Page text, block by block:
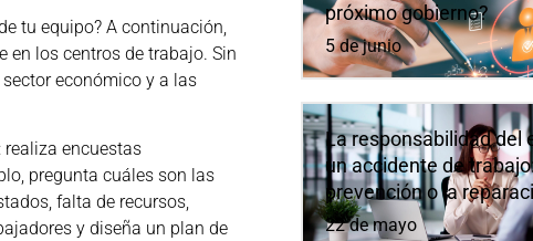
tu equipo? A continuación,
en los centros de trabajo. Sin
económico y a las
encuestas
pregunta cuáles son las
falta de recursos,
y diseña un plan de
próximo gobierno?
5 de junio
La responsabilidad del
un accidente de
prevención o la
22 de mayo